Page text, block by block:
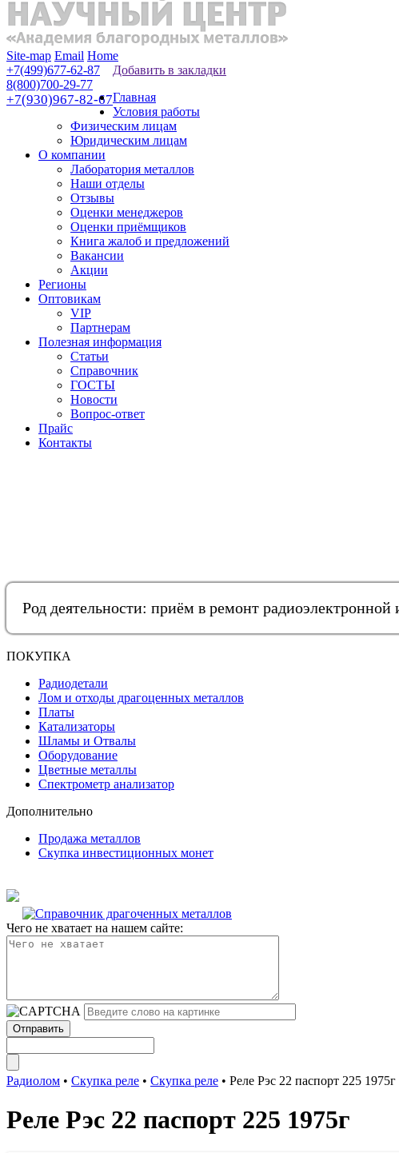
Site-map Email Home
+7(499)677-62-87
8(800)700-29-77
+7(930)967-82-67
Добавить в закладки
Главная
Условия работы
Физическим лицам
Юридическим лицам
О компании
Лаборатория металлов
Наши отделы
Отзывы
Оценки менеджеров
Оценки приёмщиков
Книга жалоб и предложений
Вакансии
Акции
Регионы
Оптовикам
VIP
Партнерам
Полезная информация
Статьи
Справочник
ГОСТЫ
Новости
Вопрос-ответ
Прайс
Контакты
Род деятельности: приём в ремонт
ПОКУПКА
Радиодетали
Лом и отходы драгоценных металлов
Платы
Катализаторы
Шламы и Отвалы
Оборудование
Цветные металлы
Спектрометр анализатор
Дополнительно
Продажа металлов
Скупка инвестиционных монет
Чего не хватает на нашем сайте:
Радиолом • Скупка реле • Скупка реле • Реле Рэс 22 паспорт 225 1975г
Реле Рэс 22 паспорт 225 1975г